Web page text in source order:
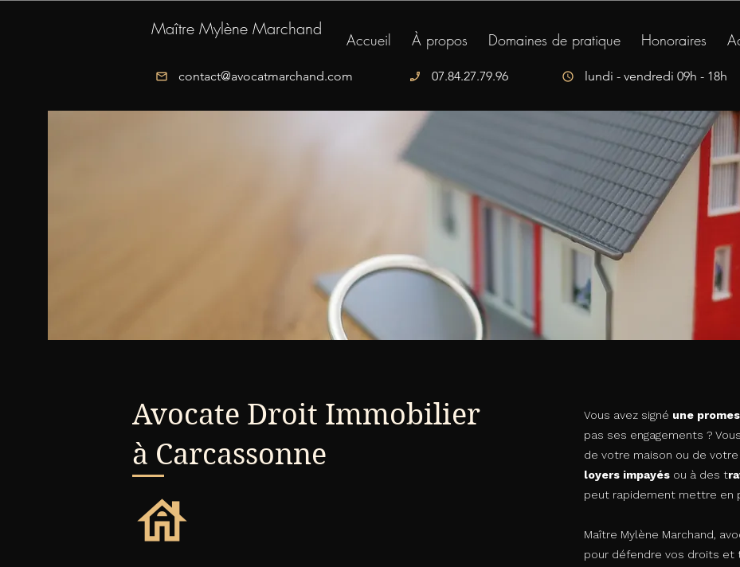
Maître Mylène Marchand
Accueil À propos Domaines de pratique Honoraires
mail contact@avocatmarchand.com phone_enabled 07.84.27.79.96 schedule lundi - vendredi 09h - 18h
Avocate Droit Immobilier
à Carcassonne
house
Vous avez signé une
pas ses engagements ?
de votre maison ou de
loyers impayés ou à des t
peut rapidement mettre en
Maître Mylène Marchand,
pour défendre vos droits et